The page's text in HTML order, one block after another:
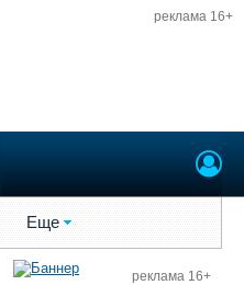
реклама 16+
Еще
реклама 16+